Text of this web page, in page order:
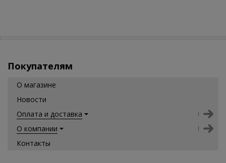
Покупателям
О магазине
Новости
Оплата и доставка
О компании
Контакты